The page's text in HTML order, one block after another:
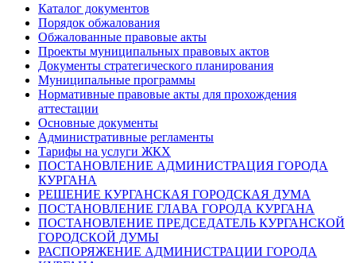
Каталог документов
Порядок обжалования
Обжалованные правовые акты
Проекты муниципальных правовых актов
Документы стратегического планирования
Муниципальные программы
Нормативные правовые акты для прохождения
аттестации
Основные документы
Административные регламенты
Тарифы на услуги ЖКХ
ПОСТАНОВЛЕНИЕ АДМИНИСТРАЦИЯ ГОРОДА
КУРГАНА
РЕШЕНИЕ КУРГАНСКАЯ ГОРОДСКАЯ ДУМА
ПОСТАНОВЛЕНИЕ ГЛАВА ГОРОДА КУРГАНА
ПОСТАНОВЛЕНИЕ ПРЕДСЕДАТЕЛЬ КУРГАНСКОЙ
ГОРОДСКОЙ ДУМЫ
РАСПОРЯЖЕНИЕ АДМИНИСТРАЦИИ ГОРОДА